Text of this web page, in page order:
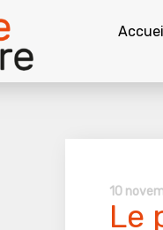
10
Le